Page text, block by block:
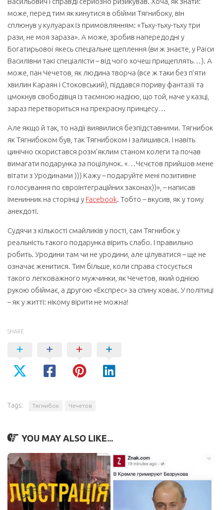
може, перед тим як кинутися в обійми Тягнибоку, він
сплюнув у кулуарах із примовлянням: «Тьху-тьху-тьху три
рази, не моя зараза». А може, зробив напередодні у
Богатирьової якесь спеціальне щеплення (ви ж знаєте, у Раїси
Василівни такі спеціалісти – від чого хочеш прищеплять…). А
може, пан Чечетов, як людина творча (все ж таки без п’яти
хвилин Караян і Стоковський), піддався пориву фантазії та
цмокнув свободівця із таємною надією, що той, наче у казці,
зараз перетвориться на прекрасну принцесу…
Але якщо й так, то надії виявилися безпідставними. Тягнибок
як Тягнибоком був, так Тягнибоком і залишився. І навіть
цинічно скористався розм’яклим станом колеги та почав
вимагати подарунка за поцілунок. «…Чєчєтов прийшов мене
вітати з Уродинами ))) Кажу – подаруйте мені позитивне
голосування по євроінтеграційних законах))», – написав
іменинник на сторінці у Facebook. Тобто – вкусив, як у тому
анекдоті.
Судячи з кількості смайликів у пості, сам Тягнибок у
реальність такого подарунка вірить слабо. І правильно
робить. Уродини там чи не уродини, але цілуватися – ще не
означає женитися. Тим більше, коли справа стосується
такого легковажного мужчинки, як Чечетов, який однією
рукою обіймає, а другою «Експрес» за спину ховає. У політиці
– як у житті: нікому вірити не можна!
SHARE
Tags: Тягнибок Чечетов
YOU MAY ALSO LIKE...